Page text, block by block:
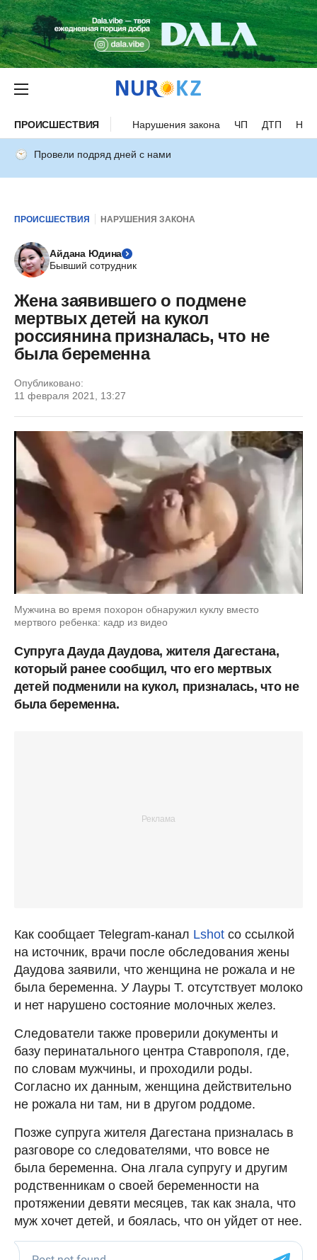
ПРОИСШЕСТВИЯ Нарушения закона ЧП ДТП
Провели подряд дней с нами
ПРОИСШЕСТВИЯ НАРУШЕНИЯ ЗАКОНА
Айдана Юдина
Бывший сотрудник
Жена заявившего о подмене
мертвых детей на кукол
россиянина призналась, что не
была беременна
Опубликовано:
11 февраля 2021, 13:27
Мужчина во время похорон обнаружил куклу вместо
мертвого ребенка: кадр из видео
Супруга Дауда Даудова, жителя Дагестана,
который ранее сообщил, что его мертвых
детей подменили на кукол, призналась, что не
была беременна.
Как сообщает Telegram-канал Lshot со ссылкой
на источник, врачи после обследования жены
Даудова заявили, что женщина не рожала и не
была беременна. У Лауры Т. отсутствует молоко
и нет нарушено состояние молочных желез.
Следователи также проверили документы и
базу перинатального центра Ставрополя, где,
по словам мужчины, и проходили роды.
Согласно их данным, женщина действительно
не рожала ни там, ни в другом роддоме.
Позже супруга жителя Дагестана призналась в
разговоре со следователями, что вовсе не
была беременна. Она лгала супругу и другим
родственникам о своей беременности на
протяжении девяти месяцев, так как знала, что
муж хочет детей, и боялась, что он уйдет от нее.